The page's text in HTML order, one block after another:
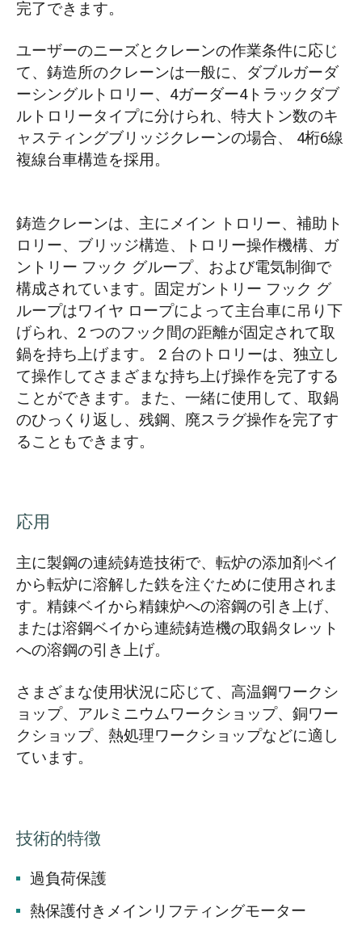
完了できます。
ユーザーのニーズとクレーンの作業条件に応じ
て、鋳造所のクレーンは一般に、ダブルガーダ
ーシングルトロリー、4ガーダー4トラックダブ
ルトロリータイプに分けられ、特大トン数のキ
ャスティングブリッジクレーンの場合、 4桁6線
複線台車構造を採用。
鋳造クレーンは、主にメイン トロリー、補助ト
ロリー、ブリッジ構造、トロリー操作機構、ガ
ントリー フック グループ、および電気制御で
構成されています。固定ガントリー フック グ
ループはワイヤ ロープによって主台車に吊り下
げられ、2 つのフック間の距離が固定されて取
鍋を持ち上げます。 2 台のトロリーは、独立し
て操作してさまざまな持ち上げ操作を完了する
ことができます。また、一緒に使用して、取鍋
のひっくり返し、残鋼、廃スラグ操作を完了す
ることもできます。
応用
主に製鋼の連続鋳造技術で、転炉の添加剤ベイ
から転炉に溶解した鉄を注ぐために使用されま
す。精錬ベイから精錬炉への溶鋼の引き上げ、
または溶鋼ベイから連続鋳造機の取鍋タレット
への溶鋼の引き上げ。
さまざまな使用状況に応じて、高温鋼ワークシ
ョップ、アルミニウムワークショップ、銅ワー
クショップ、熱処理ワークショップなどに適し
ています。
技術的特徴
過負荷保護
熱保護付きメインリフティングモーター